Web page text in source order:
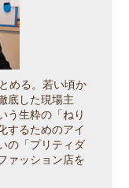
める。若い頃か
底した現場主
う生粋の「ねり
するためのアイ
の「プリティダ
ァッション店を